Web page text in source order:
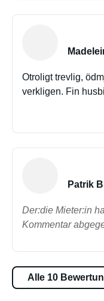
Otroligt trevlig,
verkligen. Fin
Patrik B
Der:die Mieter:in
Kommentar
Alle 10